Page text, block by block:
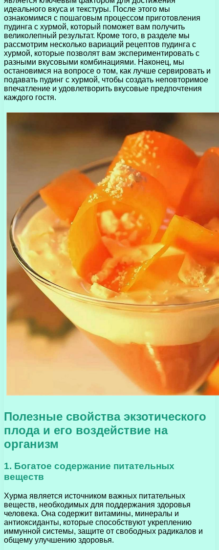
идеального вкуса и текстуры. После этого мы
ознакомимся с пошаговым процессом приготовления
пудинга с хурмой, который поможет вам получить
великолепный результат. Кроме того, в разделе мы
рассмотрим несколько вариаций рецептов пудинга с
хурмой, которые позволят вам экспериментировать с
разными вкусовыми комбинациями. Наконец, мы
остановимся на вопросе о том, как лучше сервировать и
подавать пудинг с хурмой, чтобы создать неповторимое
впечатление и удовлетворить вкусовые предпочтения
каждого гостя.
Полезные свойства экзотического
плода и его воздействие на
организм
1. Богатое содержание питательных
веществ
Хурма является источником важных питательных
веществ, необходимых для поддержания здоровья
человека. Она содержит витамины, минералы и
антиоксиданты, которые способствуют укреплению
иммунной системы, защите от свободных радикалов и
общему улучшению здоровья.